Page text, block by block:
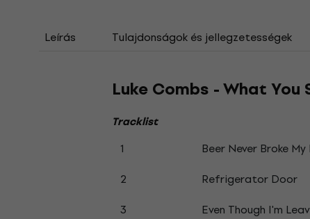
Leírás Tulajdonságok és jellegzetességek
Luke Combs - What You
Tracklist
1 Beer Never Broke
2
Refrigerator Door
3
Even Though I'm